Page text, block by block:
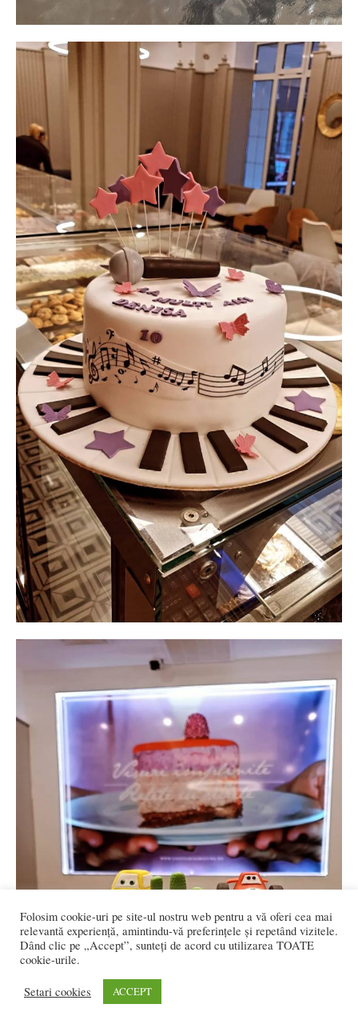
Folosim cookie-uri pe site-ul nostru web pentru a vă oferi cea mai
relevantă experiență, amintindu-vă preferințele și repetând vizitele.
Dând clic pe „Accept”, sunteți de acord cu utilizarea TOATE
cookie-urile.
Setari cookies ACCEPT